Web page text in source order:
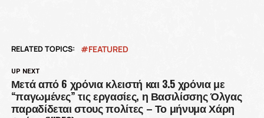
RELATED TOPICS: FEATURED
UP NEXT
Μετά από 6 χρόνια κλειστή και 3.5 χρόνια με
“παγωμένες” τις εργασίες, η Βασιλίσσης Όλγας
παραδίδεται στους πολίτες – Το μήνυμα Χάρη